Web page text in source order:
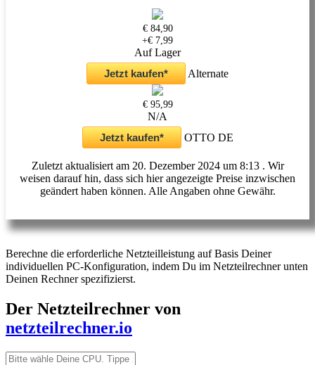
€ 84,90
+€ 7,99
Auf Lager
Jetzt kaufen*
Alternate
€ 95,99
N/A
Jetzt kaufen*
OTTO DE
Zuletzt aktualisiert am 20. Dezember 2024 um 8:13 . Wir
weisen darauf hin, dass sich hier angezeigte Preise inzwischen
geändert haben können. Alle Angaben ohne Gewähr.
Berechne die erforderliche Netzteilleistung auf Basis Deiner
individuellen PC-Konfiguration, indem Du im Netzteilrechner unten
Deinen Rechner spezifizierst.
Der Netzteilrechner von
netzteilrechner.io